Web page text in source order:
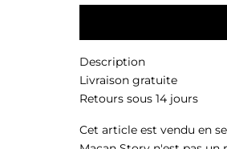
Description
Livraison gratuite
Retours sous 14 jours
Cet article est vendu en